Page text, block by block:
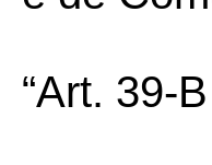
“Art. 39-B